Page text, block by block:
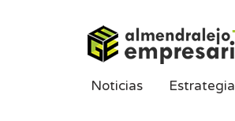
Noticias Estrategia